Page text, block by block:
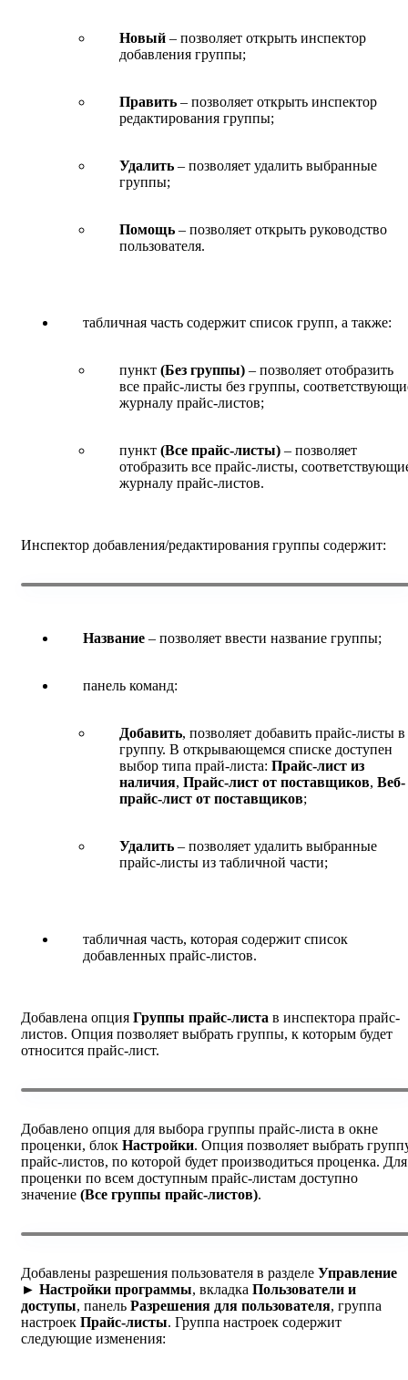
Новый – позволяет открыть инспектор
добавления группы;
Править – позволяет открыть инспектор
редактирования группы;
Удалить – позволяет удалить выбранные
группы;
Помощь – позволяет открыть руководство
пользователя.
табличная часть содержит список групп, а также:
пункт (Без группы) – позволяет отобразить
все прайс-листы без группы,
журналу прайс-листов;
пункт (Все прайс-листы) – позволяет
отобразить все прайс-листы,
журналу прайс-листов.
Инспектор добавления/редактирования группы содержит:
Название – позволяет ввести название группы;
панель команд:
Добавить, позволяет добавить прайс-листы в
группу. В открывающемся списке доступен
выбор типа прай-листа: Прайс-лист из
наличия, Прайс-лист от поставщиков, Веб-
прайс-лист от поставщиков;
Удалить – позволяет удалить выбранные
прайс-листы из табличной части;
табличная часть, которая содержит список
добавленных прайс-листов.
Добавлена опция Группы прайс-листа в инспектора прайс-
листов. Опция позволяет выбрать группы, к которым будет
относится прайс-лист.
Добавлено опция для выбора группы прайс-листа в окне
проценки, блок Настройки. Опция позволяет выбрать
прайс-листов, по которой будет производиться проценка. Для
проценки по всем доступным прайс-листам доступно
значение (Все группы прайс-листов).
Добавлены разрешения пользователя в разделе Управление
► Настройки программы, вкладка Пользователи и
доступы, панель Разрешения для пользователя, группа
настроек Прайс-листы. Группа настроек содержит
следующие изменения: